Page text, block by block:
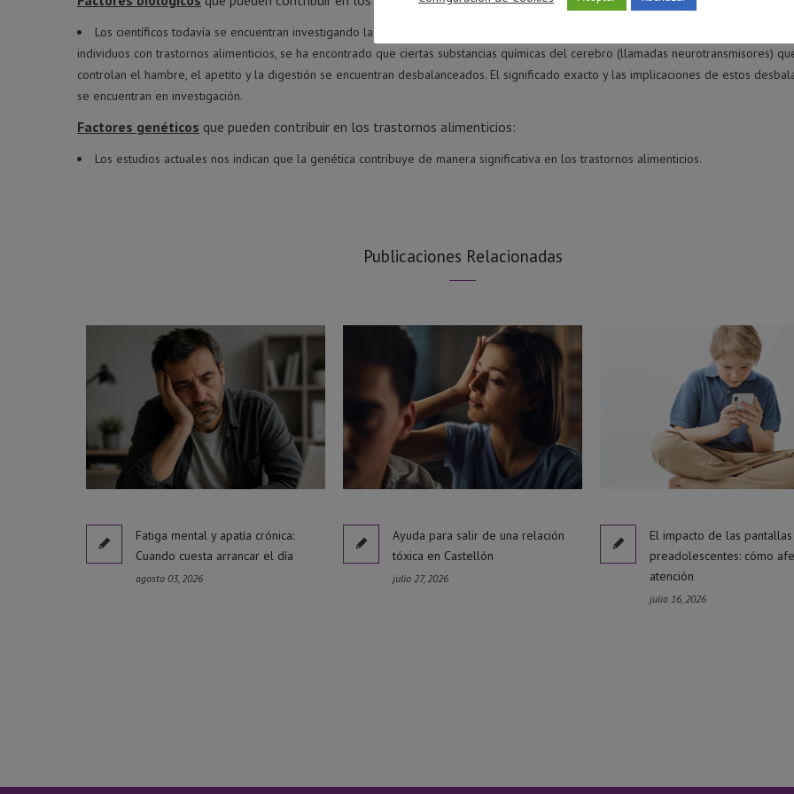
Los científicos todavía se encuentran investigando las posibles causas bioquímicas o biológicas de los trastornos alimenticios. En
individuos con trastornos alimenticios, se ha encontrado que ciertas substancias químicas del cerebro (llamadas neurotransmisores)
controlan el hambre, el apetito y la digestión se encuentran desbalanceados. El significado exacto y las implicaciones de estos
se encuentran en investigación.
Factores genéticos que pueden contribuir en los trastornos alimenticios:
Los estudios actuales nos indican que la genética contribuye de manera significativa en los trastornos alimenticios.
Publicaciones Relacionadas
Fatiga mental y apatía crónica:
Cuando cuesta arrancar el día
agosto 03, 2026
Ayuda para salir de una relación
tóxica en Castellón
julio 27, 2026
El impacto de las
preadolescentes: cómo
atención
julio 16, 2026